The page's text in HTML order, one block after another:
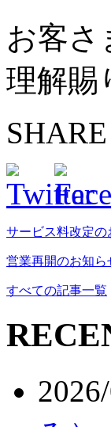
お客さ
理解賜
SHARE
サービス料改定
営業再開のお知ら
すべての記事一覧